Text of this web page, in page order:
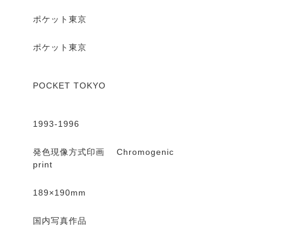
ポケット東京
ポケット東京
POCKET TOKYO
1993-1996
発色現像方式印画 Chromogenic
print
189×190mm
国内写真作品